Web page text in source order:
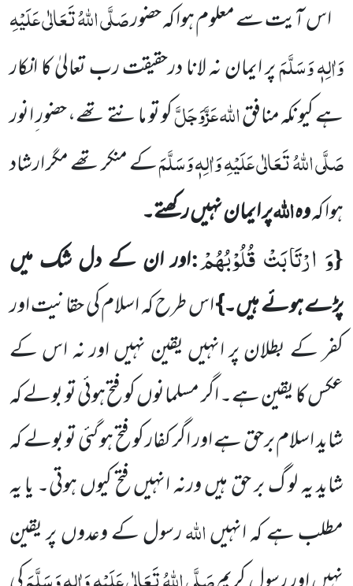
اس آیت سے معلوم ہوا کہ حضورصَلَّی اللہُ تَعَالٰی عَلَیْہِ
وَاٰلِہٖ وَسَلَّمَپر ایماننہ لانا درحقیقت رب تعالیٰ کا انکار
ہے کیونکہمنافقاللہعَزَّوَجَلَّکو تو مانتے تھے، حضور ِانور
صَلَّی اللہُ تَعَالٰی عَلَیْہِ وَاٰلِہٖ وَسَلَّمَکے منکر تھے مگر ارشاد
ہوا کہوہاللہپر ایمان نہیں رکھتے۔
{وَ ارْتَابَتْ قُلُوْبُهُمْ:اور ان کے دل شک میں
پڑے ہوئے ہیں۔}اس طرح کہ اسلام کی حقانیت اور
کفر کے بطلان پر انہیں یقین نہیں اور نہ اس کے
عکس کا یقین ہے۔ اگر مسلمانوں کو فتح ہوئی تو بولے کہ
شاید اسلام برحق ہے اور اگر کفار کو فتح ہو گئی تو بولے کہ
شاید یہ لو گ بر حق ہیں ورنہ انہیں فتح کیوں ہوتی۔ یا یہ
مطلب ہے کہ انہیںاللہرسول کے وعدوں پریقین